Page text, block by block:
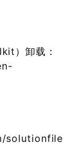
）卸载：
solutionfile